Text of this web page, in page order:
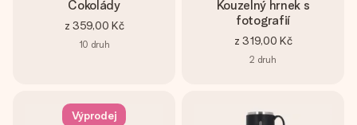
Čokolády
z 359,00 Kč
10 druh
Kouzelný hrnek s
fotografií
z 319,00 Kč
2 druh
Výprodej